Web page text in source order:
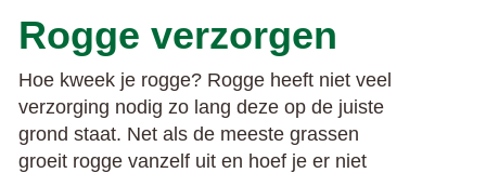
Rogge verzorgen
Hoe kweek je rogge? Rogge heeft niet veel
verzorging nodig zo lang deze op de juiste
grond staat. Net als de meeste grassen
groeit rogge vanzelf uit en hoef je er niet